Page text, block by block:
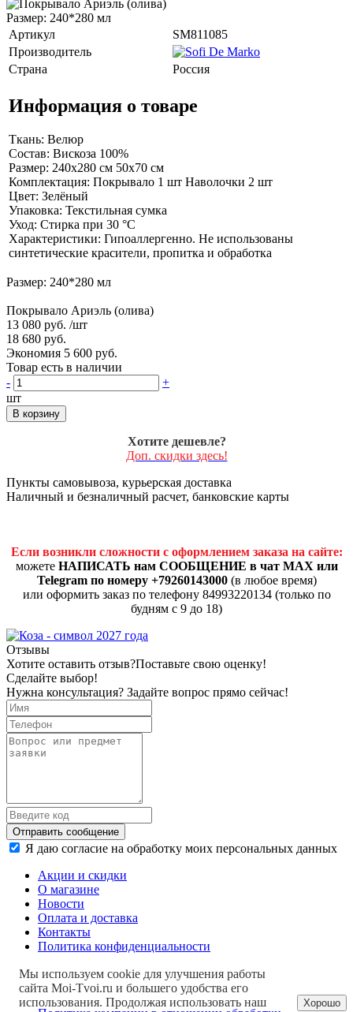
Размер: 240*280 мл
Артикул
SM811085
Производитель
Страна
Россия
Информация о товаре
Ткань: Велюр
Состав: Вискоза 100%
Размер: 240х280 см 50х70 см
Комплектация: Покрывало 1 шт Наволочки 2 шт
Цвет: Зелёный
Упаковка: Текстильная сумка
Уход: Стирка при 30 °С
Характеристики: Гипоаллергенно. Не использованы
синтетические красители, пропитка и обработка
Размер: 240*280 мл
Покрывало Ариэль (олива)
13 080 руб. /шт
18 680 руб.
Экономия 5 600 руб.
Товар есть в наличии
-
+
шт
В корзину
Хотите дешевле?
Доп. скидки здесь!
Пункты самовывоза, курьерская доставка
Наличный и безналичный расчет, банковские карты
Если возникли сложности с оформлением заказа на сайте:
можете НАПИСАТЬ нам СООБЩЕНИЕ в чат MAX или
Telegram по номеру +79260143000(в любое время)
или оформить заказ по телефону 84993220134 (только по
будням с 9 до 18)
Отзывы
Хотите оставить отзыв?Поставьте свою оценку!
Сделайте выбор!
Нужна консультация? Задайте вопрос прямо сейчас!
Отправить сообщение
Я даю согласие на обработку моих персональных данных
Акции и скидки
О магазине
Новости
Оплата и доставка
Контакты
Политика конфиденциальности
Мы используем cookie для улучшения работы
сайта Moi-Tvoi.ru и большего удобства его
использования. Продолжая использовать наш
Хорошо